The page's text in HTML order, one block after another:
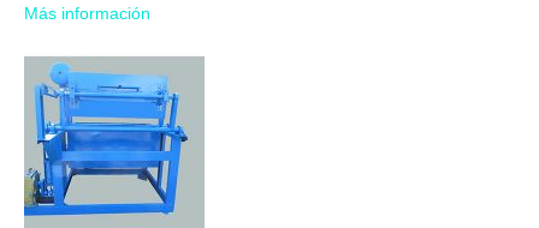
Más información